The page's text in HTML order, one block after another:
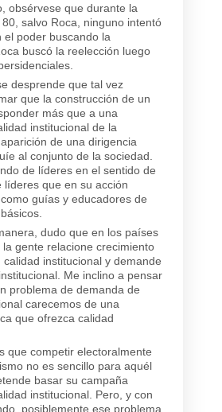
obsérvese que durante la
salvo Roca, ninguno intentó
el poder buscando la
buscó la reelección luego
desprende que tal vez
que la construcción de un
más que a una
institucional de la
de una dirigencia
al conjunto de la sociedad.
de líderes en el sentido de
líderes que en su acción
guías y educadores de
dudo que en los países
gente relacione crecimiento
institucional y demande
Me inclino a pensar
problema de demanda de
carecemos de una
que ofrezca calidad
que competir electoralmente
no es sencillo para aquél
basar su campaña
institucional. Pero, y con
posiblemente ese problema